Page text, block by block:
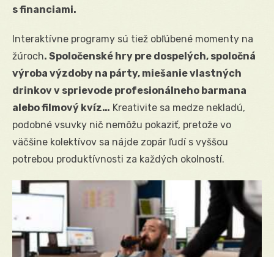
s financiami.
Interaktívne programy sú tiež obľúbené momenty na
žúroch. Spoločenské hry pre dospelých, spoločná
výroba výzdoby na párty, miešanie vlastných
drinkov v sprievode profesionálneho barmana
alebo filmový kvíz… Kreativite sa medze nekladú,
podobné vsuvky nič nemôžu pokaziť, pretože vo
väčšine kolektívov sa nájde zopár ľudí s vyššou
potrebou produktívnosti za každých okolností.